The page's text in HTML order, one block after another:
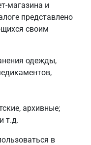
магазина и
представлено
своим
одежды,
архивные;
т.д.
в